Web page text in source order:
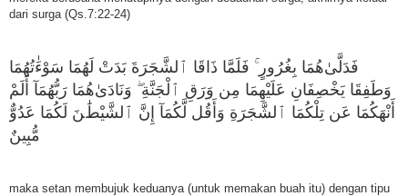
dari surga (Qs.7:22-24)
ﻓَﺪَﻟَّﻰٰﻫُﻤَﺎ ﺑِﻐُﺮُﻭﺭٍ ۚ ﻓَﻠَﻤَّﺎ ﺫَاﻗَﺎ ٱﻟﺸَّﺠَﺮَﺓَ ﺑَﺪَﺕْ ﻟَﻬُﻤَﺎ ﺳَﻮْءَٰﺗُﻬُﻤَﺎ
ﻭَﻃَﻔِﻘَﺎ ﻳَﺨْﺼِﻔَﺎﻥِ ﻋَﻠَﻴْﻬِﻤَﺎ ﻣِﻦ ﻭَﺭَﻕِ ٱﻟْﺠَﻨَّﺔِ ۖ ﻭَﻧَﺎﺩَﻯٰﻫُﻤَﺎ ﺭَﺑُّﻬُﻤَﺎٓ ﺃَﻟَﻢْ
ﺃَﻧْﻬَﻜُﻤَﺎ ﻋَﻦ ﺗِﻠْﻜُﻤَﺎ ٱﻟﺸَّﺠَﺮَﺓِ ﻭَﺃَﻗُﻞ ﻟَّﻜُﻤَﺎٓ ﺇِﻥَّ ٱﻟﺸَّﻴْﻂَٰﻦَ ﻟَﻜُﻤَﺎ ﻋَﺪُﻭٌّ
ﻣُّﺒِﻴﻦٌ
maka setan membujuk keduanya (untuk memakan buah itu) dengan tipu